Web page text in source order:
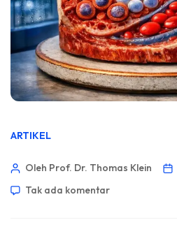
ARTIKEL
Oleh Prof. Dr. Thomas Klein
Tak ada komentar